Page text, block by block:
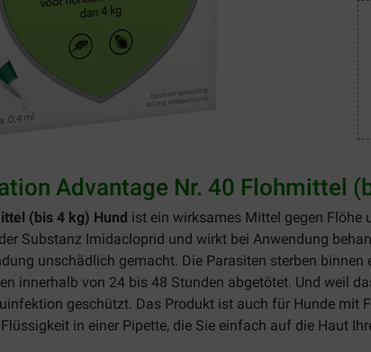
Advantage Nr. 40 Flohmittel
(bis 4 kg) Hund ist ein wirksames Mittel gegen Flöhe
Substanz Imidacloprid und wirkt bei Anwendung
unschädlich gemacht. Die Parasiten sterben
innerhalb von 24 bis 48 Stunden abgetötet. Und weil
geschützt. Das Produkt ist auch für Hunde
in einer Pipette, die Sie einfach auf die Haut